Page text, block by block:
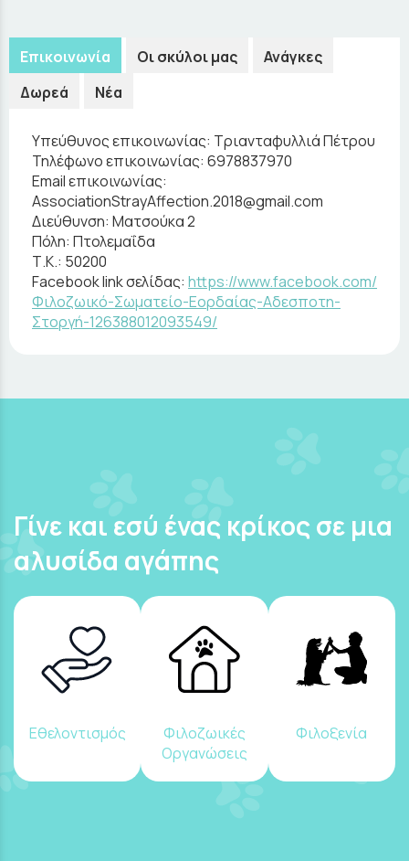
Επικοινωνία Οι σκύλοι μας
Ανάγκες
Δωρεά
Νέα
Υπεύθυνος επικοινωνίας: Τριανταφυλλιά Πέτρου
Τηλέφωνο επικοινωνίας: 6978837970
Email επικοινωνίας:
AssociationStrayAffection.2018@gmail.com
Διεύθυνση: Ματσούκα 2
Πόλη: Πτολεμαΐδα
Τ.Κ.: 50200
Facebook link σελίδας: https://www.facebook.com/
Φιλοζωικό-Σωματείο-Εορδαίας-Αδεσποτη-
Στοργή-126388012093549/
Γίνε και εσύ ένας κρίκος σε μια
αλυσίδα αγάπης
Εθελοντισμός
Φιλοζωικές
Οργανώσεις
Φιλοξενία